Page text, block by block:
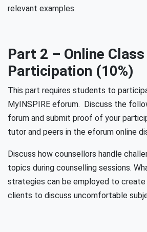
relevant examples.
Part 2 – Online Class
Participation (10%)
This part requires students to
MyINSPIRE eforum. Discuss the
forum and submit proof of your
tutor and peers in the eforum online
Discuss how counsellors handle
topics during counselling sessions.
strategies can be employed to
clients to discuss uncomfortable